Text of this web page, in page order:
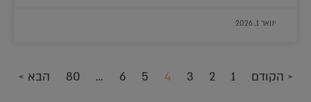
ינואר 1, 2026
« הקודם 1
2
3
4
5
6
…
80 הבא »